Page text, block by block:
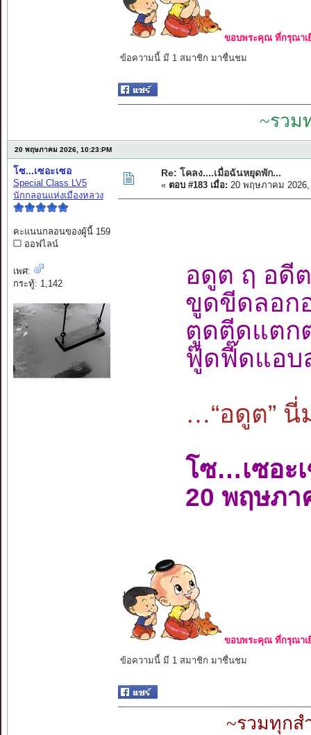
ขอบพระคุณ ที่กรุณาเ
ข้อความนี้ มี 1 สมาชิก มาชื่นชม
~รวม
20 พฤษภาคม 2026, 10:23:PM
โซ...เซอะเซอ
Special Class LV5
นักกลอนแห่งเมืองหลวง
คะแนนกลอนของผู้นี้ 159
ออฟไลน์
เพศ:
กระทู้: 1,142
Re: โคลง....เมื่อฉันหยุดพัก...
« ตอบ #183 เมื่อ: 20 พฤษภาคม 2026,
อดูต ฤ อดี
ขูดขีดลอก
ตูดตีดแตก
ฟู๊ดฟี๊ดแอบ
…“อดูต”
โซ…เซอะ
20 พฤษภา
ขอบพระคุณ ที่กรุณาเ
ข้อความนี้ มี 1 สมาชิก มาชื่นชม
~รวมทุกส